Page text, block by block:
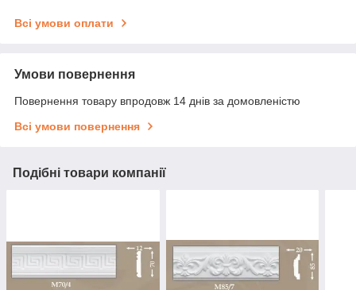
Всі умови оплати
Умови повернення
Повернення товару впродовж 14 днів за домовленістю
Всі умови повернення
Подібні товари компанії